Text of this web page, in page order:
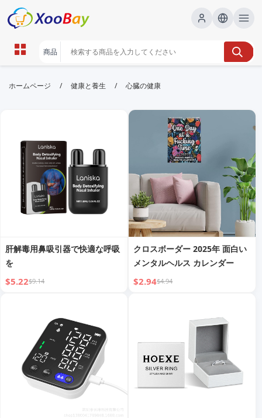
心臓の健康 | XOOBAY B2B/B2C
心臓の健康, 心血管, 生活習慣, 健康情報, 心臓病予防,
wholesale 心臓の健康, XOOBAY
心臓の健康を維持するための基本情報と生活習慣の改善策を解説。血圧
管理、運動、食事、ストレス対策など、Google検索で有益なSEO要素
を含んだ内容です。
ホームページ / 健康と養生 / 心臓の健康
肝解毒用鼻吸引器で快適な呼吸
を
$5.22$9.14
クロスボーダー 2025年 面白い
メンタルヘルス カレンダー
$2.94$4.94